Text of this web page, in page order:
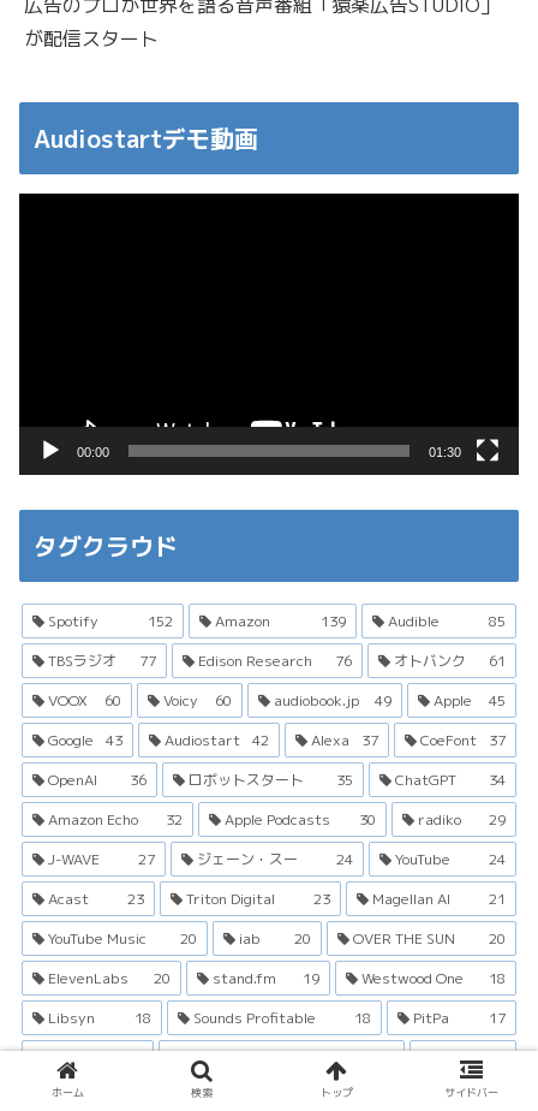
が配信スタート
Audiostartデモ動画
00:00 01:30
タグクラウド
Spotify 152 Amazon 139 Audible
85
TBSラジオ
77 Edison Research 76 オトバンク
61
VOOX
60 Voicy 60 audiobook.jp 49 Apple
45
Google
43 Audiostart 42 Alexa 37 CoeFont
37
OpenAI
36 ロボットスタート 35 ChatGPT
34
Amazon Echo
32 Apple Podcasts 30 radiko
29
J-WAVE
27 ジェーン・スー 24 YouTube
24
Acast
23 Triton Digital 23 Magellan AI
21
YouTube Music
20 iab 20 OVER THE SUN
20
ElevenLabs
20 stand.fm 19 Westwood One
18
Libsyn
18 Sounds Profitable 18 PitPa
17
Podtrac
16 Podcast Studio Chronicle 16 電通
15
Whisper
Amazon Music Cumulus Media 14
ホーム 検索 トップ サイドバー